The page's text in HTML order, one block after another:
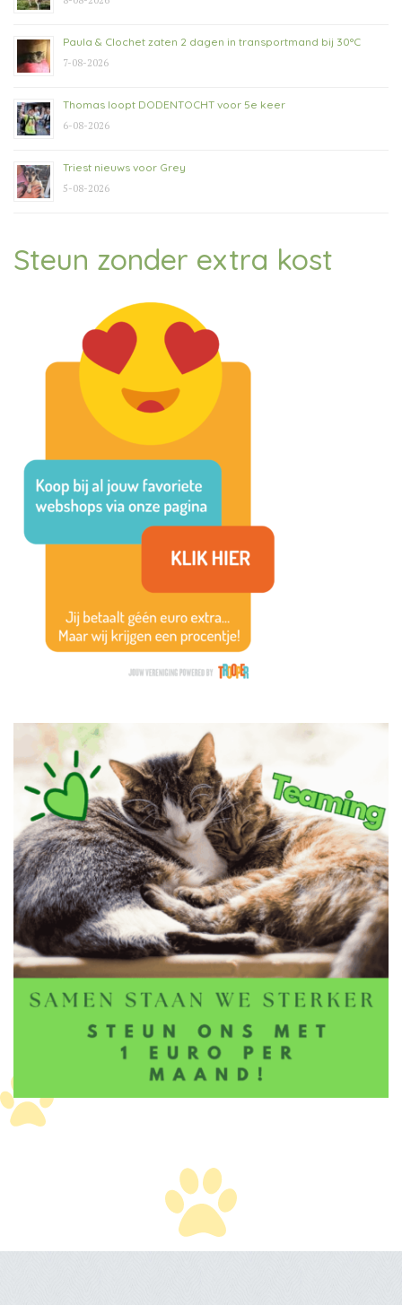
Paula & Clochet zaten 2 dagen in transportmand bij 30°C
7-08-2026
Thomas loopt DODENTOCHT voor 5e keer
6-08-2026
Triest nieuws voor Grey
5-08-2026
Steun zonder extra kost